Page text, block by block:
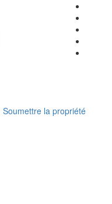
navigation
Soumettre la propriété